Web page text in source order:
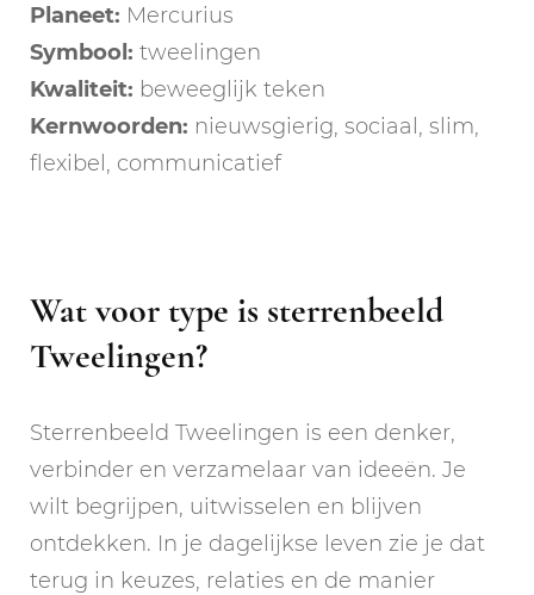
Planeet: Mercurius
Symbool: tweelingen
Kwaliteit: beweeglijk teken
Kernwoorden: nieuwsgierig, sociaal, slim,
flexibel, communicatief
Wat voor type is sterrenbeeld
Tweelingen?
Sterrenbeeld Tweelingen is een denker,
verbinder en verzamelaar van ideeën. Je
wilt begrijpen, uitwisselen en blijven
ontdekken. In je dagelijkse leven zie je dat
terug in keuzes, relaties en de manier